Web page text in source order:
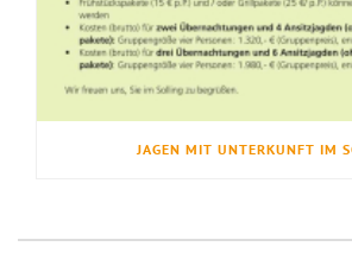
JAGEN MIT UNTERKUNFT IM